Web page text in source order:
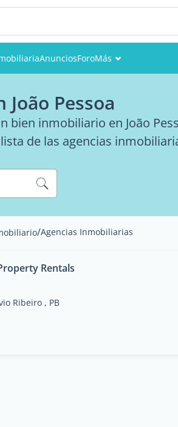
AnunciosForoMás
Miembros
Fotos
Pessoa
bien inmobiliario en João
de las agencias
/Agencias Inmobiliarias
Rentals
Ribeiro , PB